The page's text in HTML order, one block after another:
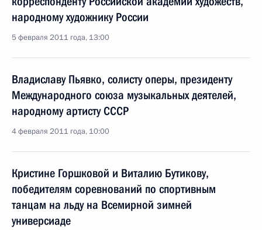
народному художнику России
5 февраля 2011 года, 13:00
Владиславу Пьявко, солисту оперы, президенту
Международного союза музыкальных деятелей,
народному артисту СССР
4 февраля 2011 года, 10:00
Кристине Горшковой и Виталию Бутикову,
победителям соревнований по спортивным
танцам на льду на Всемирной зимней
универсиаде